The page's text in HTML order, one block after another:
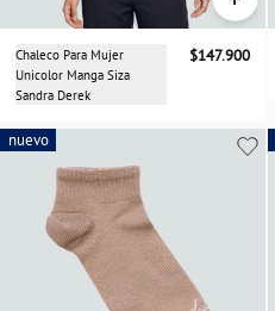
Chaleco Para Mujer
Unicolor Manga Siza
Sandra Derek
$147.900
nuevo